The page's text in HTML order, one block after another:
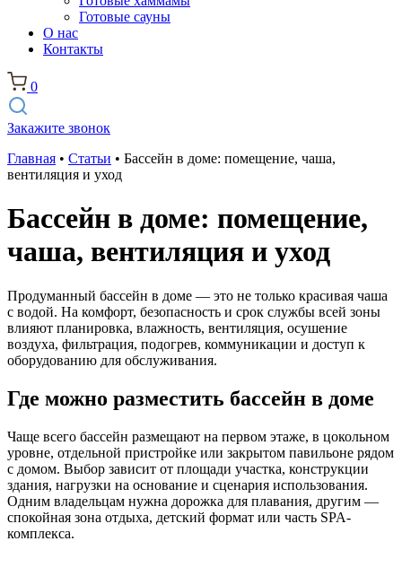
Готовые сауны
О нас
Контакты
0
Закажите звонок
Главная • Статьи • Бассейн в доме: помещение, чаша,
вентиляция и уход
Бассейн в доме: помещение,
чаша, вентиляция и уход
Продуманный бассейн в доме — это не только красивая чаша
с водой. На комфорт, безопасность и срок службы всей зоны
влияют планировка, влажность, вентиляция, осушение
воздуха, фильтрация, подогрев, коммуникации и доступ к
оборудованию для обслуживания.
Где можно разместить бассейн в доме
Чаще всего бассейн размещают на первом этаже, в цокольном
уровне, отдельной пристройке или закрытом павильоне рядом
с домом. Выбор зависит от площади участка, конструкции
здания, нагрузки на основание и сценария использования.
Одним владельцам нужна дорожка для плавания, другим —
спокойная зона отдыха, детский формат или часть SPA-
комплекса.